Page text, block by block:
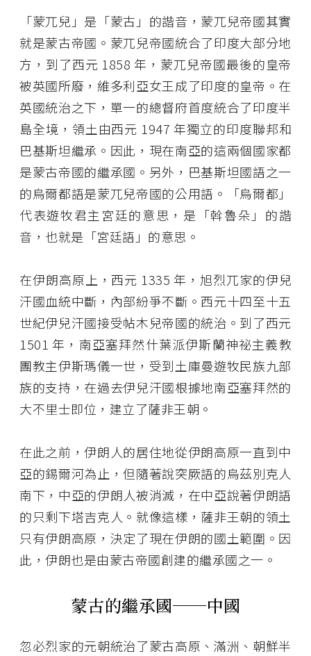
「蒙兀兒」是「蒙古」的諧音，蒙兀兒帝國其實
就是蒙古帝國。蒙兀兒帝國統合了印度大部分地
方，到了西元 1858 年，蒙兀兒帝國最後的皇帝
被英國所廢，維多利亞女王成了印度的皇帝。在
英國統治之下，單一的總督府首度統合了印度半
島全境，領土由西元 1947 年獨立的印度聯邦和
巴基斯坦繼承。因此，現在南亞的這兩個國家都
是蒙古帝國的繼承國。另外，巴基斯坦國語之一
的烏爾都語是蒙兀兒帝國的公用語。「烏爾都」
代表遊牧君主宮廷的意思，是「斡魯朵」的諧
音，也就是「宮廷語」的意思。
在伊朗高原上，西元 1335 年，旭烈兀家的伊兒
汗國血統中斷，內部紛爭不斷。西元十四至十五
世紀伊兒汗國接受帖木兒帝國的統治。到了西元
1501 年，南亞塞拜然什葉派伊斯蘭神祕主義教
團教主伊斯瑪儀一世，受到土庫曼遊牧民族九部
族的支持，在過去伊兒汗國根據地南亞塞拜然的
大不里士即位，建立了薩非王朝。
在此之前，伊朗人的居住地從伊朗高原一直到中
亞的錫爾河為止，但隨著說突厥語的烏茲別克人
南下，中亞的伊朗人被消滅，在中亞說著伊朗語
的只剩下塔吉克人。就像這樣，薩非王朝的領土
只有伊朗高原，決定了現在伊朗的國土範圍。因
此，伊朗也是由蒙古帝國創建的繼承國之一。
蒙古的繼承國──中國
忽必烈家的元朝統治了蒙古高原、滿洲、朝鮮半